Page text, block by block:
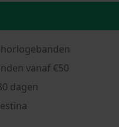
vanaf €50
dagen